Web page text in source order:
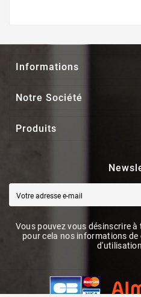
Informations
Notre Société
Produits
Vous pouvez vous désinscrire
pour cela nos informations